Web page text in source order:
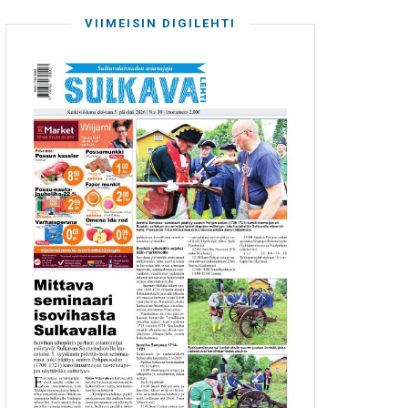
VIIMEISIN DIGILEHTI